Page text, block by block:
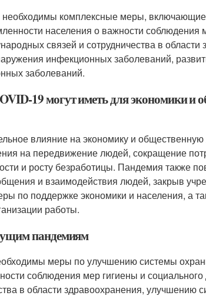
комплексные меры,
населения о важности соблюдения
связей и сотрудничества в области
инфекционных заболеваний,
заболеваний.
19 могут иметь для экономики и
влияние на экономику и
на передвижение людей, сокращение
и росту безработицы. Пандемия также
и взаимодействия людей, закрыв
по поддержке экономики и населения, а
работы.
пандемиям
меры по улучшению системы
соблюдения мер гигиены и социального
в области здравоохранения, улучшению